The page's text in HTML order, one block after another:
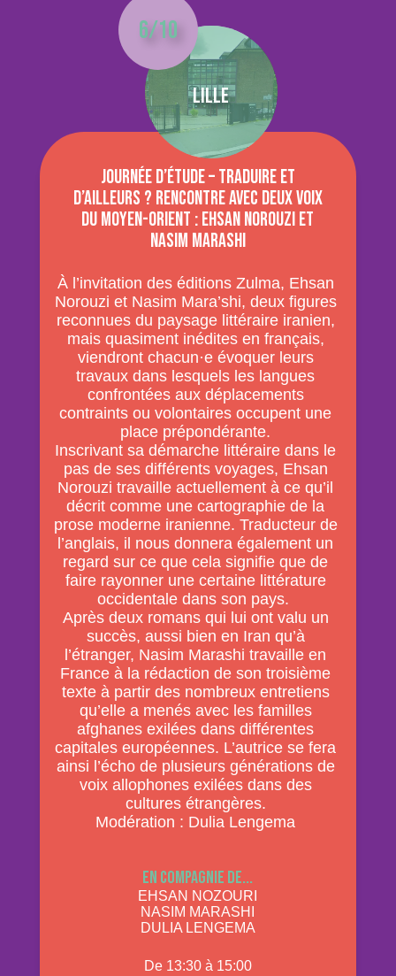
6/10
Lille
Journée d’étude – Traduire et
d’ailleurs ? Rencontre avec deux voix
du Moyen-Orient : Ehsan Norouzi et
Nasim Marashi
À l’invitation des éditions Zulma, Ehsan
Norouzi et Nasim Mara’shi, deux figures
reconnues du paysage littéraire iranien,
mais quasiment inédites en français,
viendront chacun·e évoquer leurs
travaux dans lesquels les langues
confrontées aux déplacements
contraints ou volontaires occupent une
place prépondérante.
Inscrivant sa démarche littéraire dans le
pas de ses différents voyages, Ehsan
Norouzi travaille actuellement à ce qu’il
décrit comme une cartographie de la
prose moderne iranienne. Traducteur de
l’anglais, il nous donnera également un
regard sur ce que cela signifie que de
faire rayonner une certaine littérature
occidentale dans son pays.
Après deux romans qui lui ont valu un
succès, aussi bien en Iran qu’à
l’étranger, Nasim Marashi travaille en
France à la rédaction de son troisième
texte à partir des nombreux entretiens
qu’elle a menés avec les familles
afghanes exilées dans différentes
capitales européennes. L’autrice se fera
ainsi l’écho de plusieurs générations de
voix allophones exilées dans des
cultures étrangères.
Modération : Dulia Lengema
En compagnie de...
EHSAN NOZOURI
NASIM MARASHI
DULIA LENGEMA
De 13:30 à 15:00